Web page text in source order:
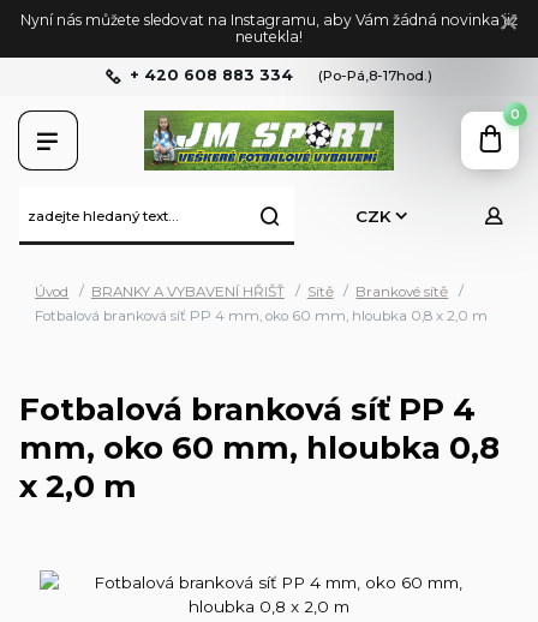
Nyní nás můžete sledovat na Instagramu, aby Vám žádná novinka již
neutekla!
CZK
+ 420 608 883 334 (Po-Pá,8-17hod.)
0
Úvod BRANKY A VYBAVENÍ HŘIŠŤ Sítě
Brankové sítě
Fotbalová branková síť PP 4 mm, oko 60 mm, hloubka 0,8 x 2,0 m
Fotbalová branková síť PP 4
mm, oko 60 mm, hloubka 0,8
x 2,0 m